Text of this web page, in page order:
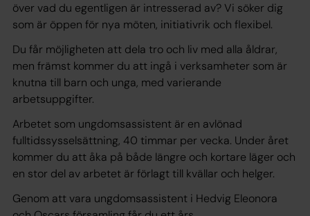
över vad du egentligen är intresserad av? Vi söker dig
som är öppen för nya möten, initiativrik och flexibel.
Du får möjligheten att dela tro och liv med alla åldrar,
men främst kommer du att ingå i verksamheter som är
knutna till barn och unga, med varierande
arbetsuppgifter.
Arbetet som ungdomsassistent är en avlönad
fulltidssysselsättning, 40 timmar per vecka. Under året
kommer du att åka på både längre och kortare läger och
en stor del av arbetet är förlagt till kvällar och helger.
Genom att vara ungdomsassistent i Hedvig Eleonora